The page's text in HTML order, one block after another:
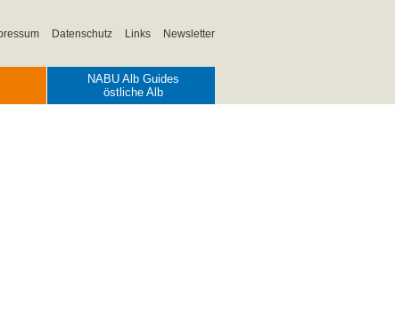
Datenschutz Links Newsletter
NABU Alb Guides
östliche Alb